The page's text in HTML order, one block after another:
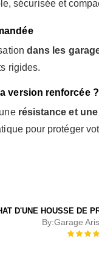
sécurisée et
dans les
rigides.
version renforcée ?
résistance et
pour protéger
D'UNE HOUSSE DE
By:Garage